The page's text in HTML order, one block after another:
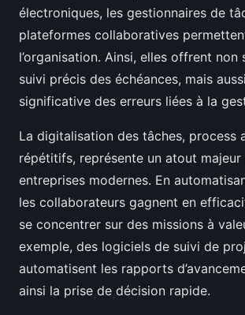
électroniques, les gestionnaires de
plateformes collaboratives
l’organisation. Ainsi, elles offrent non
suivi précis des échéances, mais
significative des erreurs liées à la
La digitalisation des tâches, process
répétitifs, représente un atout majeur
entreprises modernes. En
les collaborateurs gagnent en
se concentrer sur des missions à
exemple, des logiciels de suivi de
automatisent les rapports
ainsi la prise de décision rapide.